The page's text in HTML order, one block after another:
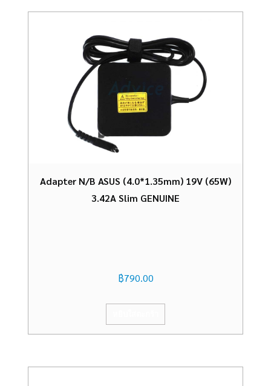
Adapter N/B ASUS (4.0*1.35mm) 19V (65W)
3.42A Slim GENUINE
฿790.00